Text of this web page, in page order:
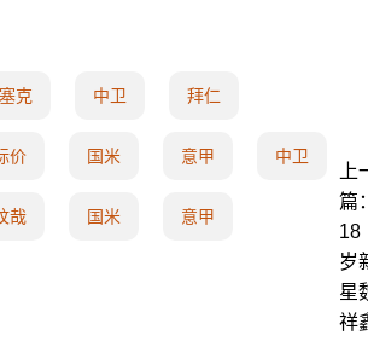
塞克 中卫 拜仁
价 国米 意甲 中卫
哉 国米 意甲
上
篇
18
岁
星
祥